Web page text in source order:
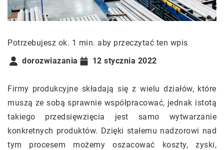
Potrzebujesz ok. 1 min. aby przeczytać ten wpis
dorozwiazania
12 stycznia 2022
Firmy produkcyjne składają się z wielu działów, które
muszą ze sobą sprawnie współpracować, jednak istotą
takiego przedsięwzięcia jest samo wytwarzanie
konkretnych produktów. Dzięki stałemu nadzorowi nad
tym procesem możemy oszacować koszty, zyski,